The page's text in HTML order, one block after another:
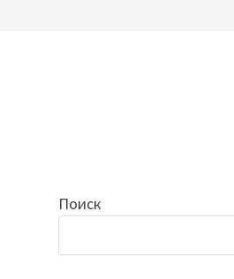
Поиск